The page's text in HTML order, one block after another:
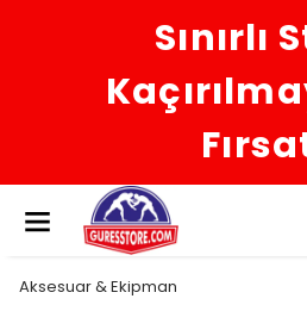
Sınırlı
Aksesuar & Ekipman